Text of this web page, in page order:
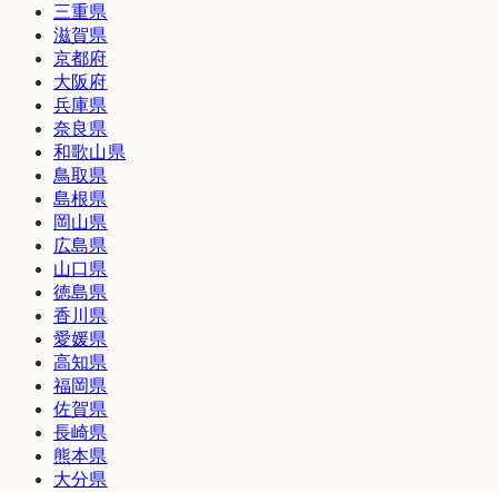
三重県
滋賀県
京都府
大阪府
兵庫県
奈良県
和歌山県
鳥取県
島根県
岡山県
広島県
山口県
徳島県
香川県
愛媛県
高知県
福岡県
佐賀県
長崎県
熊本県
大分県